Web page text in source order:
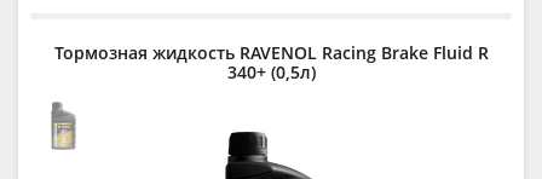
Тормозная жидкость RAVENOL Racing Brake Fluid R
340+ (0,5л)